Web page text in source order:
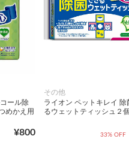
ール除
めかえ用
¥800
その他
ライオン ペットキレイ 除
るウェットティッシュ２
33% OFF